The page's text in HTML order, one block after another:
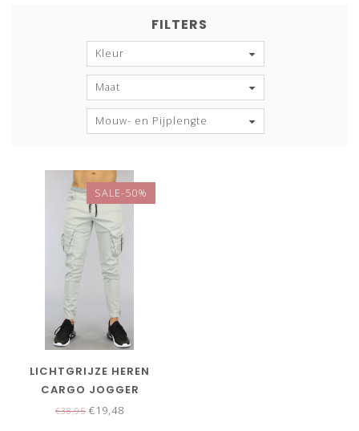
FILTERS
Kleur
Maat
Mouw- en Pijplengte
SALE-50%
LICHTGRIJZE HEREN
CARGO JOGGER
€38,95 €19,48